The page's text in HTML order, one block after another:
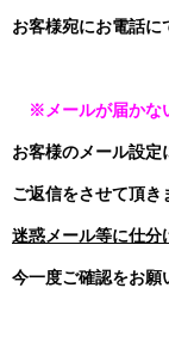
お客様宛にお電話に
※メールが届かな
お客様のメール設定
ご返信をさせて頂き
迷惑メール等に仕分
今一度ご確認をお願